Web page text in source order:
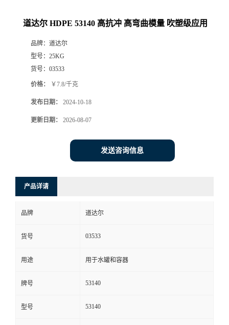
道达尔 HDPE 53140 高抗冲 高弯曲模量 吹塑级应用
品牌： 道达尔
型号： 25KG
货号： 03533
价格： ￥7.8/千克
发布日期： 2024-10-18
更新日期： 2026-08-07
发送咨询信息
产品详请
品牌 道达尔
货号 03533
用途 用于水罐和容器
牌号 53140
型号 53140